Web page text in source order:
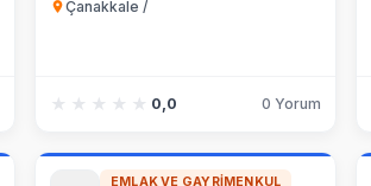
Çanakkale /
★★★★★
★★★★★ 0,0 0 Yorum
EMLAK VE GAYRIMENKUL